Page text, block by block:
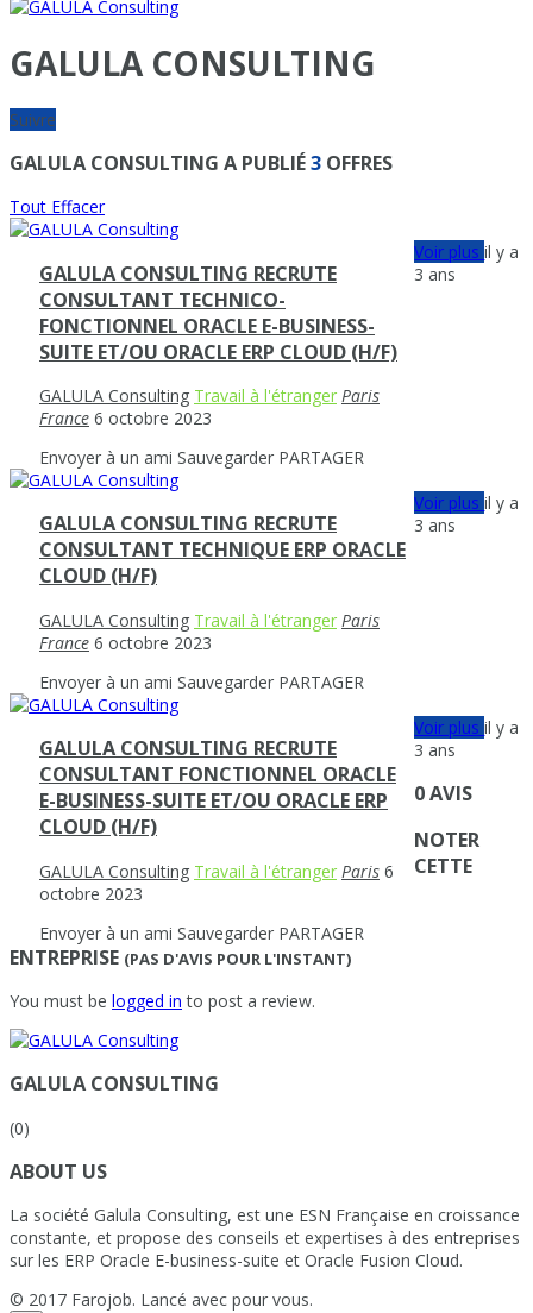
GALULA CONSULTING
Suivre
GALULA CONSULTING A PUBLIÉ3 OFFRES
Tout Effacer
GALULA CONSULTING RECRUTE
CONSULTANT TECHNICO-
FONCTIONNEL ORACLE E-BUSINESS-
SUITE ET/OU ORACLE ERP CLOUD (H/F)
GALULA Consulting Travail à l'étranger Paris
France 6 octobre 2023
Envoyer à un ami Sauvegarder PARTAGER
Voir plusil y a
3 ans
GALULA CONSULTING RECRUTE
CONSULTANT TECHNIQUE ERP ORACLE
CLOUD (H/F)
GALULA Consulting Travail à l'étranger Paris
France 6 octobre 2023
Envoyer à un ami Sauvegarder PARTAGER
Voir plusil y a
3 ans
GALULA CONSULTING RECRUTE
CONSULTANT FONCTIONNEL ORACLE
E-BUSINESS-SUITE ET/OU ORACLE ERP
CLOUD (H/F)
GALULA Consulting Travail à l'étranger Paris 6
octobre 2023
Envoyer à un ami Sauvegarder PARTAGER
Voir plusil y a
3 ans
0 AVIS
NOTER
CETTE
ENTREPRISE (PAS D'AVIS POUR L'INSTANT)
You must be logged in to post a review.
GALULA CONSULTING
(0)
ABOUT US
La société Galula Consulting, est une ESN Française en croissance
constante, et propose des conseils et expertises à des entreprises
sur les ERP Oracle E-business-suite et Oracle Fusion Cloud.
© 2017 Farojob. Lancé avec pour vous.